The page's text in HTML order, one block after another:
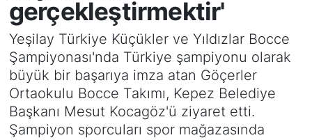
gerçekleştirmektir'
Yeşilay Türkiye Küçükler ve Yıldızlar Bocce
Şampiyonası'nda Türkiye şampiyonu olarak
büyük bir başarıya imza atan Göçerler
Ortaokulu Bocce Takımı, Kepez Belediye
Başkanı Mesut Kocagöz'ü ziyaret etti.
Şampiyon sporcuları spor mağazasında
DÜNYA
KÜLTÜR - SANAT
MAGAZİN
SAĞLIK
Süper Lig Puan Durumu ve Fikstür
Tüm Manşetler
Son Dakika Haberleri
Haber Arşivi